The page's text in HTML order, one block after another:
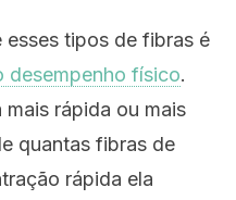
tipos de fibras é
desempenho físico.
mais rápida ou mais
quantas fibras de
rápida ela